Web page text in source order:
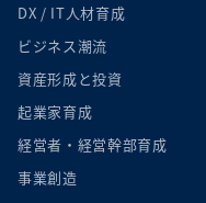
DX / IT人材育成
ビジネス潮流
資産形成と投資
起業家育成
経営者・経営幹部育成
事業創造